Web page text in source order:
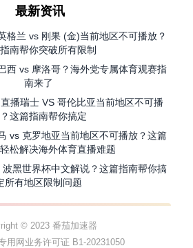
最新资讯
格兰 vs 刚果 (金)当前地区不可播放？
南帮你突破所有限制
西 vs 摩洛哥？海外党专属体育观赛指
南来了
播瑞士 VS 哥伦比亚当前地区不可播
这篇指南帮你搞定
vs 克罗地亚当前地区不可播放？这篇
松解决海外体育直播难题
黑世界杯中文解说？这篇指南帮你搞
所有地区限制问题
© 2023 番茄加速器
用网业务许可证 B1-20231050